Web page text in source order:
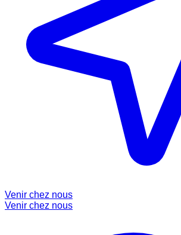
Venir chez nous
Venir chez nous